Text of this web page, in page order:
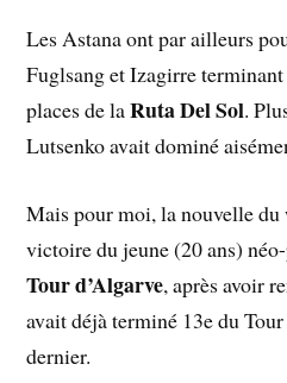
Les Astana ont par ailleurs
Fuglsang et Izagirre
places de laRuta Del Sol.
Lutsenko avait dominé
Mais pour moi, la nouvelle du
victoire du jeune (20 ans)
Tour d’Algarve, après avoir
avait déjà terminé 13e du
dernier.